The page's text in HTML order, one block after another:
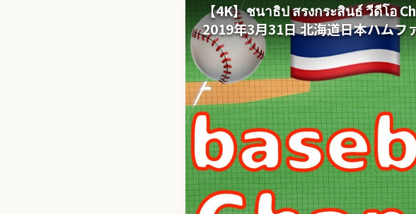
【4K】ชนาธิป สรงกระสินธ์ วีดีโอ
2019年3月31日 北海道日本ハムフ